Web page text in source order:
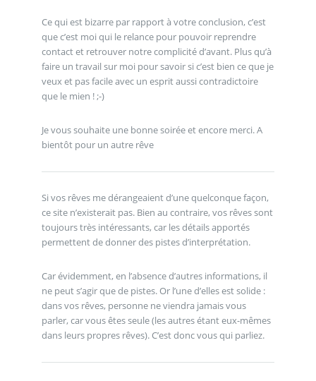
Ce qui est bizarre par rapport à votre conclusion, c’est
que c’est moi qui le relance pour pouvoir reprendre
contact et retrouver notre complicité d’avant. Plus qu’à
faire un travail sur moi pour savoir si c’est bien ce que je
veux et pas facile avec un esprit aussi contradictoire
que le mien ! ;-)
Je vous souhaite une bonne soirée et encore merci. A
bientôt pour un autre rêve
Si vos rêves me dérangeaient d’une quelconque façon,
ce site n’existerait pas. Bien au contraire, vos rêves sont
toujours très intéressants, car les détails apportés
permettent de donner des pistes d’interprétation.
Car évidemment, en l’absence d’autres informations, il
ne peut s’agir que de pistes. Or l’une d’elles est solide :
dans vos rêves, personne ne viendra jamais vous
parler, car vous êtes seule (les autres étant eux-mêmes
dans leurs propres rêves). C’est donc vous qui parliez.